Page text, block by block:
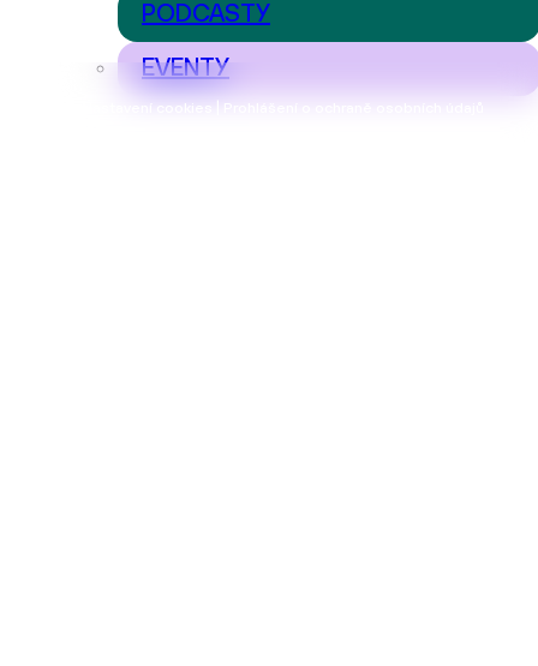
Nastavení cookies | Prohlášení o ochraně osobních údajů
PODCASTY
EVENTY